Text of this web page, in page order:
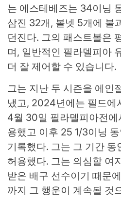
는 에스테베즈는 34이닝
삼진 32개, 볼넷 5개에 불
던진다. 그의 패스트볼은
며, 일반적인 필라델피아
더 잘 제어할 수 있습니다.
그는 지난 두 시즌을 에인
냈고, 2024년에는 필드에
4월 30일 필라델피아전
용했고 이후 25 1/3이닝
기록했다. 그는 그 기간 동
허용했다. 그는 의심할 여
받은 배구 선수이기 때문
까지 그 행운이 계속될 것